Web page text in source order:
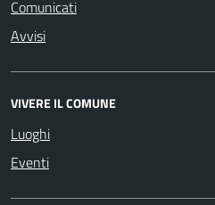
Comunicati
Avvisi
VIVERE IL COMUNE
Luoghi
Eventi